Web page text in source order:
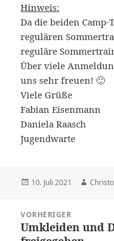
Hinweis:
Da die beiden Camp-
regulären
reguläre
Über viele
uns sehr freuen! 🙂
Viele Grüße
Fabian Eisenmann
Daniela Raasch
Jugendwarte
Veröffentlicht
10. Juli 2021 Autor
VORHERIGER
Vorheriger
Umkleiden und